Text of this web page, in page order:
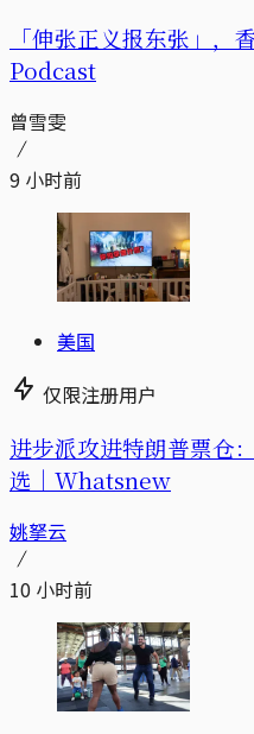
「伸张正义报东张」，
Podcast
曾雪雯
9 小时前
美国
仅限注册用户
进步派攻进特朗普票仓
选｜Whatsnew
姚拏云
10 小时前